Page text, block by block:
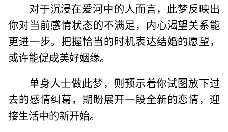
对于沉浸在爱河中的人而言，此梦反映出
你对当前感情状态的不满足，内心渴望关系能
更进一步。把握恰当的时机表达结婚的愿望，
或许能促成美好姻缘。
单身人士做此梦，则预示着你试图放下过
去的感情纠葛，期盼展开一段全新的恋情，迎
接生活中的新开始。